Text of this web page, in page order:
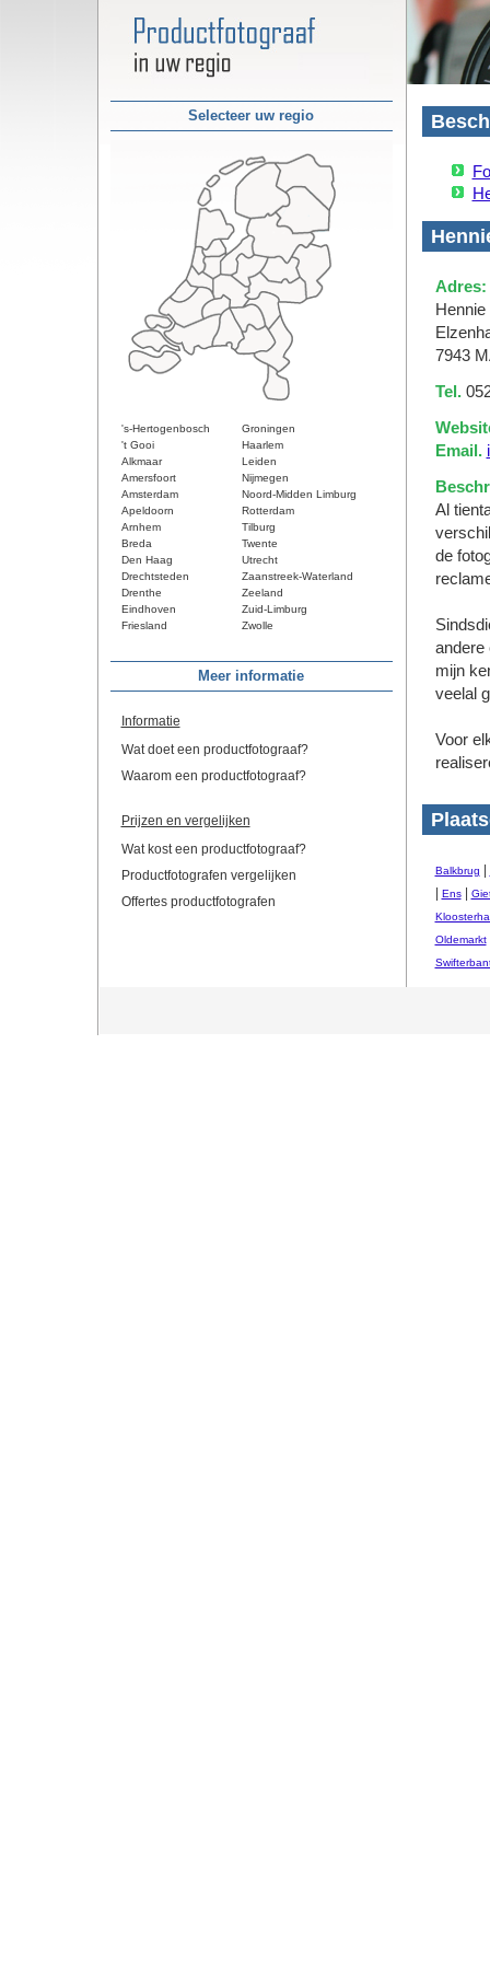
Selecteer uw regio
's-Hertogenbosch
Groningen
't Gooi
Haarlem
Alkmaar
Leiden
Amersfoort
Nijmegen
Amsterdam
Noord-Midden Limburg
Apeldoorn
Rotterdam
Arnhem
Tilburg
Breda
Twente
Den Haag
Utrecht
Drechtsteden
Zaanstreek-Waterland
Drenthe
Zeeland
Eindhoven
Zuid-Limburg
Friesland
Zwolle
Meer informatie
Informatie
Wat doet een productfotograaf?
Waarom een productfotograaf?
Prijzen en vergelijken
Wat kost een productfotograaf?
Productfotografen vergelijken
Offertes productfotografen
Adres:
7943
Tel.
Email.
Al
de
andere
mijn
veelal
Voor
Balkbrug
Ens|
Oldemarkt